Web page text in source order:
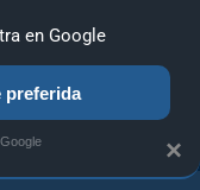
SONY NINTENDO
×
en Google
preferida